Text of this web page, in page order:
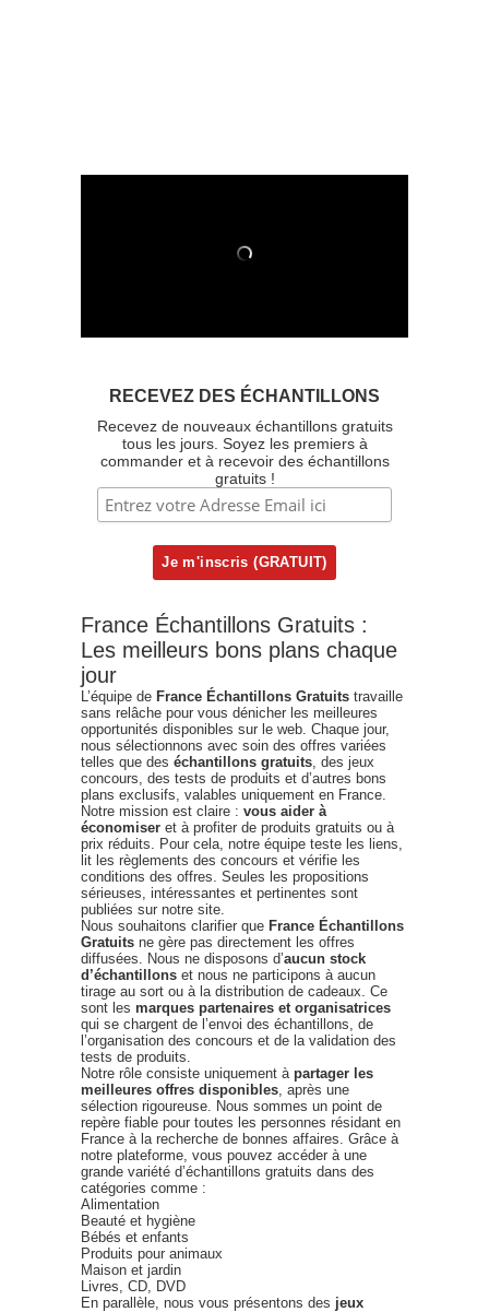
RECEVEZ DES ÉCHANTILLONS
Recevez de nouveaux échantillons gratuits
tous les jours. Soyez les premiers à
commander et à recevoir des échantillons
gratuits !
France Échantillons Gratuits :
Les meilleurs bons plans chaque
jour
L’équipe de France Échantillons Gratuits travaille
sans relâche pour vous dénicher les meilleures
opportunités disponibles sur le web. Chaque jour,
nous sélectionnons avec soin des offres variées
telles que des échantillons gratuits , des jeux
concours, des tests de produits et d’autres bons
plans exclusifs, valables uniquement en France.
Notre mission est claire : vous aider à
économiser et à profiter de produits gratuits ou à
prix réduits. Pour cela, notre équipe teste les liens,
lit les règlements des concours et vérifie les
conditions des offres. Seules les propositions
sérieuses, intéressantes et pertinentes sont
publiées sur notre site.
Nous souhaitons clarifier que France Échantillons
Gratuits ne gère pas directement les offres
diffusées. Nous ne disposons d’aucun stock
d’échantillons et nous ne participons à aucun
tirage au sort ou à la distribution de cadeaux. Ce
sont les marques partenaires et organisatrices
qui se chargent de l’envoi des échantillons, de
l’organisation des concours et de la validation des
tests de produits.
Notre rôle consiste uniquement à partager les
meilleures offres disponibles , après une
sélection rigoureuse. Nous sommes un point de
repère fiable pour toutes les personnes résidant en
France à la recherche de bonnes affaires. Grâce à
notre plateforme, vous pouvez accéder à une
grande variété d’échantillons gratuits dans des
catégories comme :
Alimentation
Beauté et hygiène
Bébés et enfants
Produits pour animaux
Maison et jardin
Livres, CD, DVD
En parallèle, nous vous présentons des jeux